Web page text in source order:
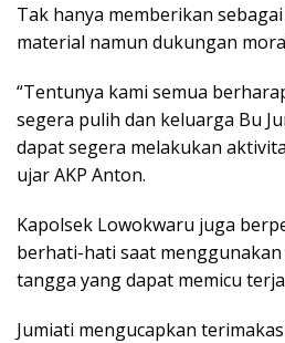
Tak hanya memberikan
material namun dukungan
“Tentunya kami semua
segera pulih dan keluarga Bu
dapat segera melakukan
ujar AKP Anton.
Kapolsek Lowokwaru juga
berhati-hati saat
tangga yang dapat memicu
Jumiati mengucapkan